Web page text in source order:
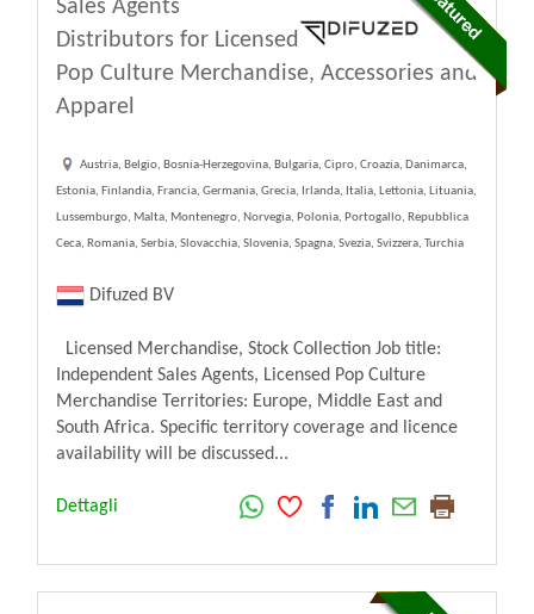
Sales Agents
Distributors for Licensed
Pop Culture Merchandise, Accessories and
Apparel
Austria, Belgio, Bosnia-Herzegovina, Bulgaria, Cipro, Croazia, Danimarca,
Estonia, Finlandia, Francia, Germania, Grecia, Irlanda, Italia, Lettonia, Lituania,
Lussemburgo, Malta, Montenegro, Norvegia, Polonia, Portogallo, Repubblica
Ceca, Romania, Serbia, Slovacchia, Slovenia, Spagna, Svezia, Svizzera, Turchia
Difuzed BV
Licensed Merchandise, Stock Collection Job title:
Independent Sales Agents, Licensed Pop Culture
Merchandise Territories: Europe, Middle East and
South Africa. Specific territory coverage and licence
availability will be discussed...
Dettagli